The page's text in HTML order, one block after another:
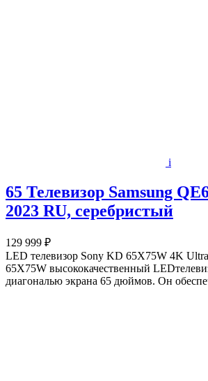
i
65 Телевизор Samsung
2023 RU, серебристый
129 999 ₽
LED телевизор Sony KD 65X75W 4K
65X75W высококачественный
диагональю экрана 65 дюймов. Он